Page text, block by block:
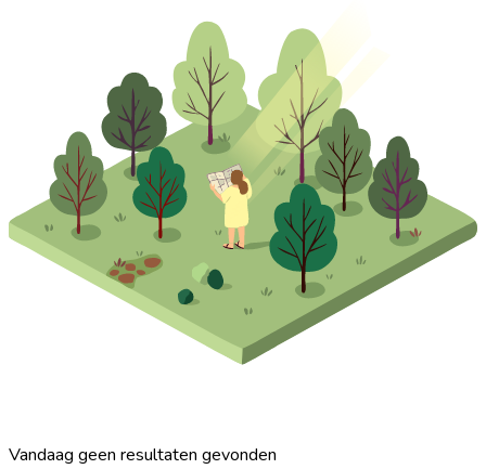
Vandaag geen resultaten gevonden